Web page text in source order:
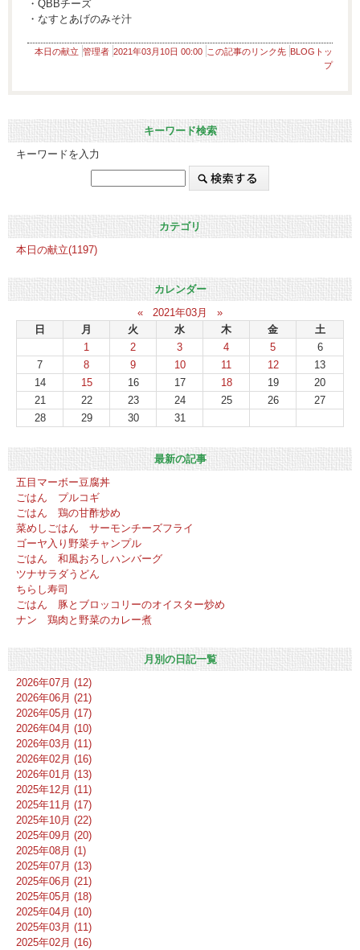
・QBBチーズ
・なすとあげのみそ汁
本日の献立 管理者 2021年03月10日 00:00 この記事のリンク先 BLOGトッ
プ
キーワード検索
キーワードを入力
カテゴリ
本日の献立(1197)
カレンダー
«
2021年03月
»
日
月 火 水 木 金
土
1
2 3 4 5
6
7
8 9 10 11 12
13
14
15 16 17 18 19
20
21
22 23 24 25 26
27
28
29 30 31
最新の記事
五目マーボー豆腐丼
ごはん プルコギ
ごはん 鶏の甘酢炒め
菜めしごはん サーモンチーズフライ
ゴーヤ入り野菜チャンプル
ごはん 和風おろしハンバーグ
ツナサラダうどん
ちらし寿司
ごはん 豚とブロッコリーのオイスター炒め
ナン 鶏肉と野菜のカレー煮
月別の日記一覧
2026年07月 (12)
2026年06月 (21)
2026年05月 (17)
2026年04月 (10)
2026年03月 (11)
2026年02月 (16)
2026年01月 (13)
2025年12月 (11)
2025年11月 (17)
2025年10月 (22)
2025年09月 (20)
2025年08月 (1)
2025年07月 (13)
2025年06月 (21)
2025年05月 (18)
2025年04月 (10)
2025年03月 (11)
2025年02月 (16)